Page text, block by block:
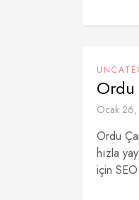
Ordu
Ocak
Ordu
hızla
için